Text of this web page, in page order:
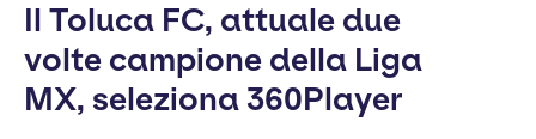
Il Toluca FC, attuale due
volte campione della Liga
MX, seleziona 360Player